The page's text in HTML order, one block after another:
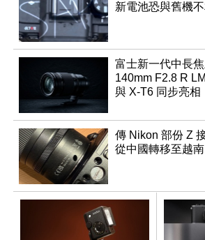
新電池恐與舊機
富士新一代中長
140mm F2.8 R
與 X-T6 同步亮相
傳 Nikon 部份 Z
從中國轉移至越南